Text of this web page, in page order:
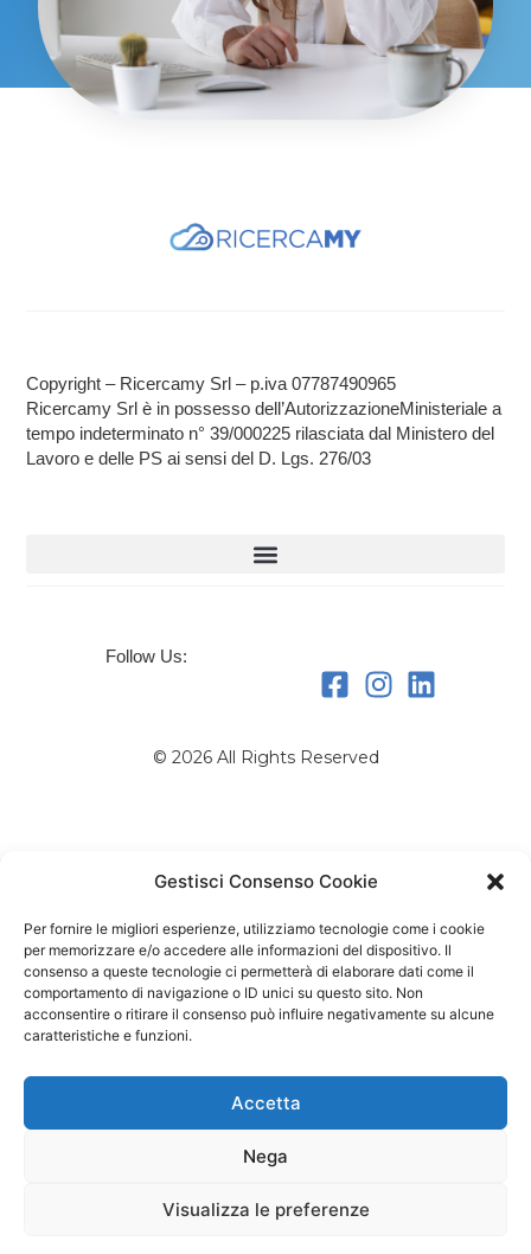
Gestisci Consenso Cookie
Per fornire le migliori esperienze, utilizziamo tecnologie come i cookie
per memorizzare e/o accedere alle informazioni del dispositivo. Il
consenso a queste tecnologie ci permetterà di elaborare dati come il
comportamento di navigazione o ID unici su questo sito. Non
acconsentire o ritirare il consenso può influire negativamente su alcune
caratteristiche e funzioni.
Accetta
Nega
Visualizza le preferenze
Copyright – Ricercamy Srl – p.iva 07787490965
Ricercamy Srl è in possesso dell’AutorizzazioneMinisteriale a
tempo indeterminato n° 39/000225 rilasciata dal Ministero del
Lavoro e delle PS ai sensi del D. Lgs. 276/03
Follow Us:
© 2026 All Rights Reserved